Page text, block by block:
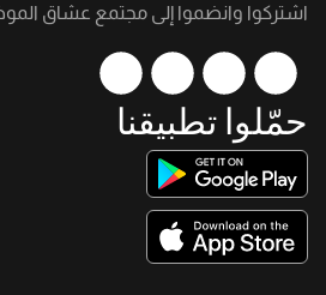
اشتركوا وانضموا إلى مجتمع عشاق
حمّلوا تطبيقنا